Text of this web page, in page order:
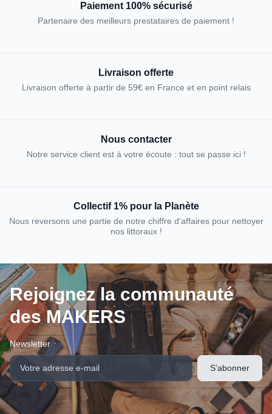
Paiement 100% sécurisé
Partenaire des meilleurs prestataires de paiement !
Livraison offerte
Livraison offerte à partir de 59€ en France et en point relais
Nous contacter
Notre service client est à votre écoute : tout se passe ici !
Collectif 1% pour la Planète
Nous reversons une partie de notre chiffre d'affaires pour nettoyer
nos littoraux !
Rejoignez la communauté
des MAKERS
Newsletter